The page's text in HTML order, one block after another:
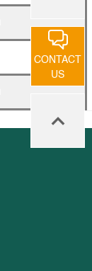
CONTACT
US